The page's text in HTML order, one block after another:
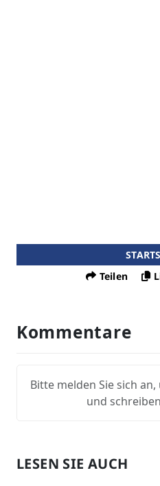
Teilen
Kommentare
Bitte melden Sie sich
und
LESEN SIE AUCH